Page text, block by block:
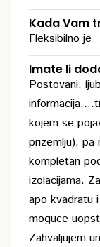
Kada Vam
Fleksibilno je
Imate li
Postovani,
kojem se
prizemlju), pa
kompletan
izolacijama.
apo kvadratu
moguce
Zahvaljujem